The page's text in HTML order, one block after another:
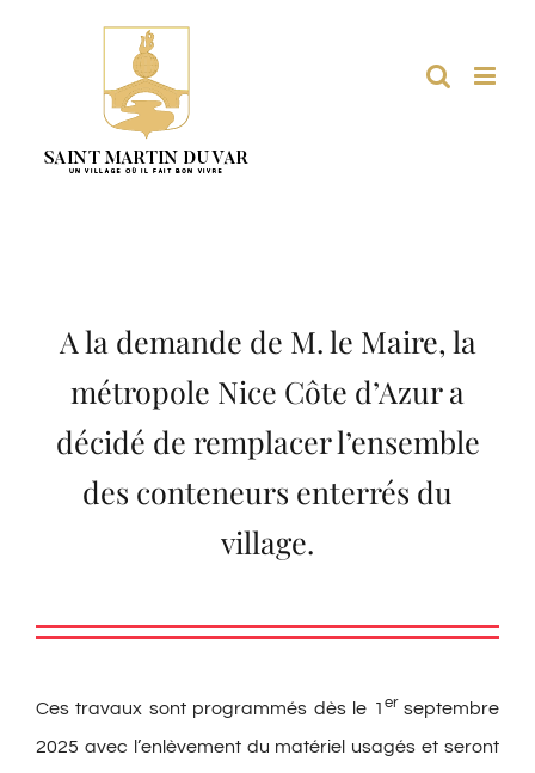
A la demande de M. le Maire, la
métropole Nice Côte d’Azur a
décidé de remplacer l’ensemble
des conteneurs enterrés du
village.
Ces travaux sont programmés dès le 1 er septembre
2025 avec l’enlèvement du matériel usagés et seront